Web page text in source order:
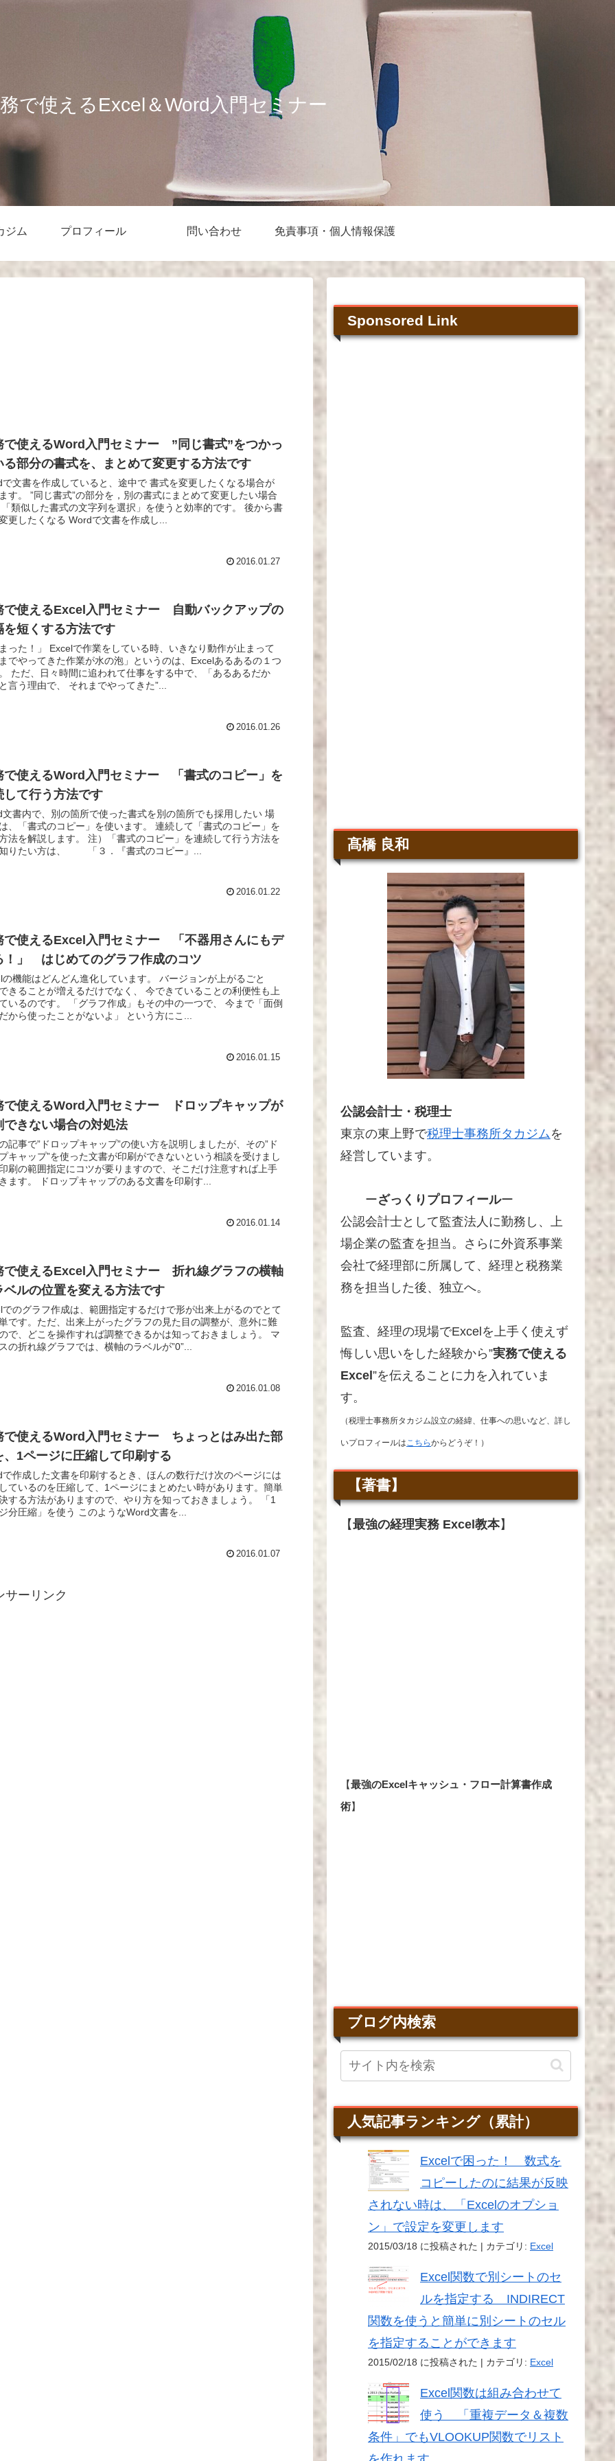
で使えるExcel＆Word入門セミナー
ジム プロフィール 問い合わせ 免責事項・個人情報保護
で使えるWord入門セミナー ”同じ書式”をつかっ
る部分の書式を、まとめて変更する方法です
で文書を作成していると、途中で 書式を変更したくなる場合が
す。 ”同じ書式”の部分を，別の書式にまとめて変更したい場合
類似した書式の文字列を選択」を使うと効率的です。 後から書
更したくなる Wordで文書を作成し...
2016.01.27
で使えるExcel入門セミナー 自動バックアップの
を短くする方法です
った！」 Excelで作業をしている時、いきなり動作が止まって
でやってきた作業が水の泡」というのは、Excelあるあるの１つ
ただ、日々時間に追われて仕事をする中で、「あるあるだか
言う理由で、 それまでやってきた”...
2016.01.26
で使えるWord入門セミナー 「書式のコピー」を
して行う方法です
文書内で、別の箇所で使った書式を別の箇所でも採用したい 場
、「書式のコピー」を使います。 連続して「書式のコピー」を
法を解説します。 注）「書式のコピー」を連続して行う方法を
りたい方は、 「３．『書式のコピー』...
2016.01.22
で使えるExcel入門セミナー 「不器用さんにもデ
！」 はじめてのグラフ作成のコツ
の機能はどんどん進化しています。 バージョンが上がるごと
きることが増えるだけでなく、 今できていることの利便性も上
いるのです。 「グラフ作成」もその中の一つで、 今まで「面倒
から使ったことがないよ」 という方にこ...
2016.01.15
で使えるWord入門セミナー ドロップキャップが
できない場合の対処法
記事で”ドロップキャップ”の使い方を説明しましたが、その”ド
キャップ”を使った文書が印刷ができないという相談を受けまし
刷の範囲指定にコツが要りますので、そこだけ注意すれば上手
ます。 ドロップキャップのある文書を印刷す...
2016.01.14
で使えるExcel入門セミナー 折れ線グラフの横軸
ベルの位置を変える方法です
でのグラフ作成は、範囲指定するだけで形が出来上がるのでとて
です。ただ、出来上がったグラフの見た目の調整が、意外に難
で、どこを操作すれば調整できるかは知っておきましょう。 マ
の折れ線グラフでは、横軸のラベルが”0”...
2016.01.08
で使えるWord入門セミナー ちょっとはみ出た部
、1ページに圧縮して印刷する
で作成した文書を印刷するとき、ほんの数行だけ次のページには
ているのを圧縮して、1ページにまとめたい時があります。簡単
する方法がありますので、やり方を知っておきましょう。 「1
分圧縮」を使う このようなWord文書を...
2016.01.07
サーリンク
Sponsored Link
髙橋 良和
公認会計士・税理士
東京の東上野で税理士事務所タカジムを
経営しています。
ーざっくりプロフィールー
公認会計士として監査法人に勤務し、上
場企業の監査を担当。さらに外資系事業
会社で経理部に所属して、経理と税務業
務を担当した後、独立へ。
監査、経理の現場でExcelを上手く使えず
悔しい思いをした経験から”実務で使える
Excel ”を伝えることに力を入れていま
す。
（税理士事務所タカジム設立の経緯、仕事への思いなど、詳し
いプロフィールはこちらからどうぞ！）
【著書】
【最強の経理実務 Excel教本】
【最強のExcelキャッシュ・フロー計算書作成
術】
ブログ内検索
人気記事ランキング（累計）
Excelで困った！ 数式を
コピーしたのに結果が反映
されない時は、「Excelのオプショ
ン」で設定を変更します
2015/03/18 に投稿された | カテゴリ: Excel
Excel関数で別シートのセ
ルを指定する INDIRECT
関数を使うと簡単に別シートのセル
を指定することができます
2015/02/18 に投稿された | カテゴリ: Excel
Excel関数は組み合わせて
使う 「重複データ＆複数
条件」でもVLOOKUP関数でリスト